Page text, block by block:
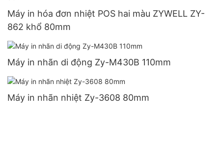
Máy in hóa đơn nhiệt POS hai màu ZYWELL ZY-
862 khổ 80mm
Máy in nhãn di động Zy-M430B 110mm
Máy in nhãn nhiệt Zy-3608 80mm